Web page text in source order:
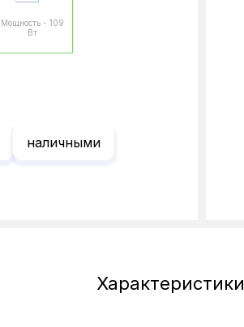
Мощность - 109
Вт
наличными
Характеристики